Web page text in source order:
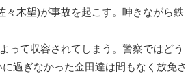
木望)が事故を起こす。呻きながら鉄
って収容されてしまう。警察ではどう
過ぎなかった金田達は間もなく放免さ